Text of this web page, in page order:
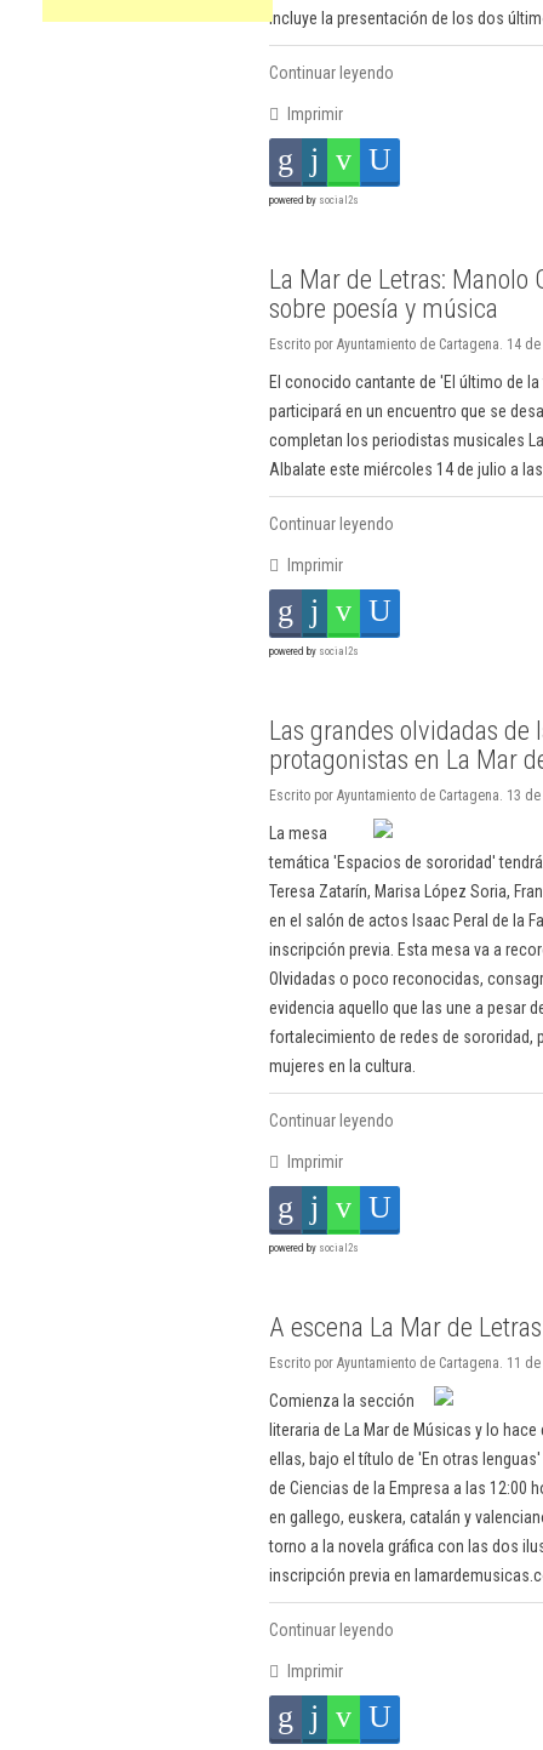
incluye la presentación de los dos
Continuar leyendo
Imprimir
powered by social2s
La Mar de Letras:
sobre poesía y música
Escrito por Ayuntamiento de Cartagena. 14
El conocido cantante de 'El último de la
participará en un encuentro que se
completan los periodistas musicales
Albalate este miércoles 14 de julio a
Continuar leyendo
Imprimir
powered by social2s
Las grandes olvidadas
protagonistas en La Mar
Escrito por Ayuntamiento de Cartagena. 13
La mesa
temática 'Espacios de sororidad'
Teresa Zatarín, Marisa López Soria,
en el salón de actos Isaac Peral de la
inscripción previa. Esta mesa va a
Olvidadas o poco reconocidas,
evidencia aquello que las une a pesar
fortalecimiento de redes de sororidad,
mujeres en la cultura.
Continuar leyendo
Imprimir
powered by social2s
A escena La Mar de Letras
Escrito por Ayuntamiento de Cartagena. 11
Comienza la sección
literaria de La Mar de Músicas y lo
ellas, bajo el título de 'En otras
de Ciencias de la Empresa a las 12:00
en gallego, euskera, catalán y
torno a la novela gráfica con las dos
inscripción previa en
Continuar leyendo
Imprimir